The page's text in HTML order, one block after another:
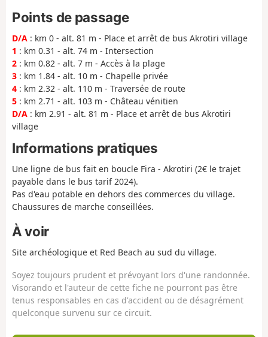
Points de passage
D/A : km 0 - alt. 81 m - Place et arrêt de bus Akrotiri village
1 : km 0.31 - alt. 74 m - Intersection
2 : km 0.82 - alt. 7 m - Accès à la plage
3 : km 1.84 - alt. 10 m - Chapelle privée
4 : km 2.32 - alt. 110 m - Traversée de route
5 : km 2.71 - alt. 103 m - Château vénitien
D/A : km 2.91 - alt. 81 m - Place et arrêt de bus Akrotiri
village
Informations pratiques
Une ligne de bus fait en boucle Fira - Akrotiri (2€ le trajet
payable dans le bus tarif 2024).
Pas d'eau potable en dehors des commerces du village.
Chaussures de marche conseillées.
À voir
Site archéologique et Red Beach au sud du village.
Soyez toujours prudent et prévoyant lors d'une randonnée.
Visorando et l'auteur de cette fiche ne pourront pas être
tenus responsables en cas d'accident ou de désagrément
quelconque survenu sur ce circuit.